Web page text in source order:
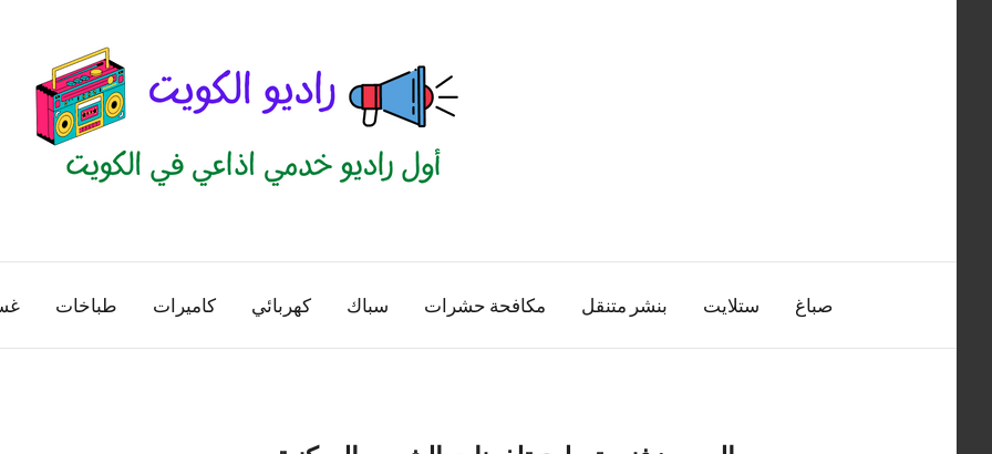
الكويت
منصة
اذاعية
صباغ ستلايت بنشر متنقل مكافحة حشرات سباك كهربائي كاميرات طباخات